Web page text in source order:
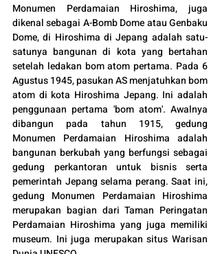
Monumen Perdamaian Hiroshima, juga
dikenal sebagai A-Bomb Dome atau Genbaku
Dome, di Hiroshima di Jepang adalah satu-
satunya bangunan di kota yang bertahan
setelah ledakan bom atom pertama. Pada 6
Agustus 1945, pasukan AS menjatuhkan bom
atom di kota Hiroshima Jepang. Ini adalah
penggunaan pertama 'bom atom'. Awalnya
dibangun pada tahun 1915, gedung
Monumen Perdamaian Hiroshima adalah
bangunan berkubah yang berfungsi sebagai
gedung perkantoran untuk bisnis serta
pemerintah Jepang selama perang. Saat ini,
gedung Monumen Perdamaian Hiroshima
merupakan bagian dari Taman Peringatan
Perdamaian Hiroshima yang juga memiliki
museum. Ini juga merupakan situs Warisan